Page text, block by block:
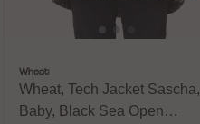
Wheat
Wheat, Tech Jacket Sascha,
Baby, Black Sea Open